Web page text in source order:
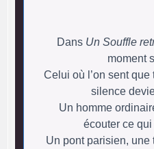
Dans Un Souffle
moment
Celui où l’on sent
silence
Un homme
écouter ce
Un pont parisien, une